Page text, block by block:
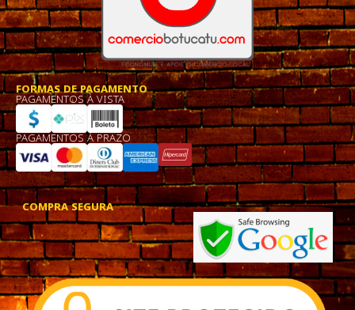
FORMAS DE PAGAMENTO
PAGAMENTOS À VISTA
PAGAMENTOS À PRAZO
COMPRA SEGURA